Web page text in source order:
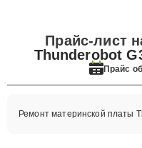
Прайс-лист
Thunderobot
Прайс
Ремонт материнской платы